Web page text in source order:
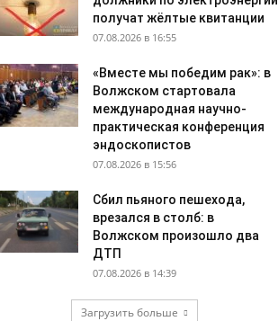
получат жёлтые квитанции
07.08.2026 в 16:55
«Вместе мы победим рак»: в
Волжском стартовала
международная научно-
практическая конференция
эндоскопистов
07.08.2026 в 15:56
Сбил пьяного пешехода,
врезался в столб: в
Волжском произошло два
ДТП
07.08.2026 в 14:39
Загрузить больше